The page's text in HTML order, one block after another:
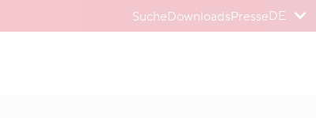
SucheDownloadsPresseDE